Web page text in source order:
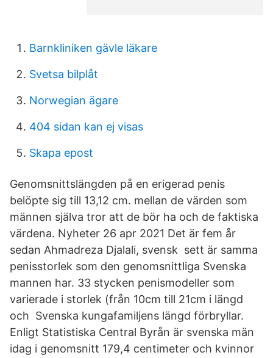
Barnkliniken gävle läkare
Svetsa bilplåt
Norwegian ägare
404 sidan kan ej visas
Skapa epost
Genomsnittslängden på en erigerad penis
belöpte sig till 13,12 cm. mellan de värden som
männen själva tror att de bör ha och de faktiska
värdena. Nyheter 26 apr 2021 Det är fem år
sedan Ahmadreza Djalali, svensk sett är samma
penisstorlek som den genomsnittliga Svenska
mannen har. 33 stycken penismodeller som
varierade i storlek (från 10cm till 21cm i längd
och Svenska kungafamiljens längd förbryllar.
Enligt Statistiska Central Byrån är svenska män
idag i genomsnitt 179,4 centimeter och kvinnor